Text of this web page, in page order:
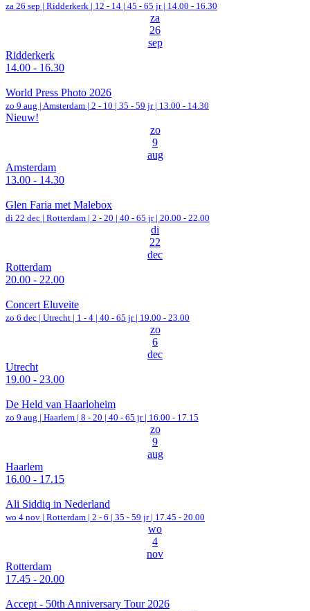
za 26 sep | Ridderkerk | 12 - 14 | 45 - 65 jr | 14.00 - 16.30
za
26
sep
Ridderkerk
14.00 - 16.30
World Press Photo 2026
zo 9 aug | Amsterdam | 2 - 10 | 35 - 59 jr | 13.00 - 14.30
Nieuw!
zo
9
aug
Amsterdam
13.00 - 14.30
Glen Faria met Malebox
di 22 dec | Rotterdam | 2 - 20 | 40 - 65 jr | 20.00 - 22.00
di
22
dec
Rotterdam
20.00 - 22.00
Concert Eluveite
zo 6 dec | Utrecht | 1 - 4 | 40 - 65 jr | 19.00 - 23.00
zo
6
dec
Utrecht
19.00 - 23.00
De Held van Haarloheim
zo 9 aug | Haarlem | 8 - 20 | 40 - 65 jr | 16.00 - 17.15
zo
9
aug
Haarlem
16.00 - 17.15
Ali Siddiq in Nederland
wo 4 nov | Rotterdam | 2 - 6 | 35 - 59 jr | 17.45 - 20.00
wo
4
nov
Rotterdam
17.45 - 20.00
Accept - 50th Anniversary Tour 2026